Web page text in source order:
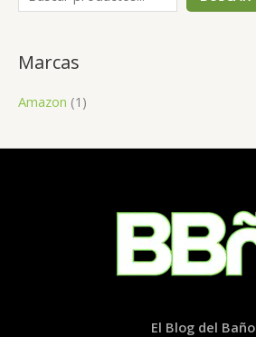
Marcas
Amazon (1)
El Blog del Baño